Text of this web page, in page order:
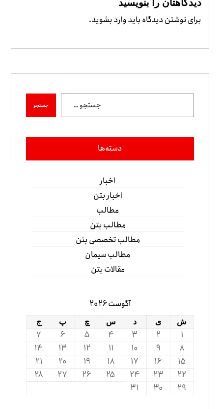
دیدگاهتان را بنویسید
برای نوشتن دیدگاه بایدوارد بشوید.
جستجو
دسته‌ها
اخبار
اخبار بتن
مطالب
مطالب بتن
مطالب تخصصی بتن
مطالب سیمان
مقالات بتن
آگوست 2026
ش ی د س چ پ ج
1
2
3
4
5
6
7
8
9
10
11
12
13
14
15
16
17
18
19
20
21
22
23
24
25
26
27
28
29
30
31